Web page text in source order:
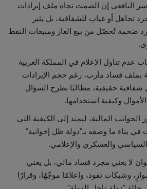
إن الصمت تجاه ملف إيرادات
أو غياب للشفافية، بل يثير
تُحصّل من بيع الغاز ومبيعات النفط
الإعلام في المملكة العربية
فساد مأرب، رغم حجم الإيرادات
حقيقية، مطالبًا بطرح السؤال
وكيفية استخدامها.
المالية، ليمتد إلى الكيفية التي
ما وصفه بـ"دولة ظل إخوانية"
والعسكري والإعلامي.
يعني مجرد فساد مالي، بل يعني
نفوذ، وإعلامًا موجّهًا، وقرارًا